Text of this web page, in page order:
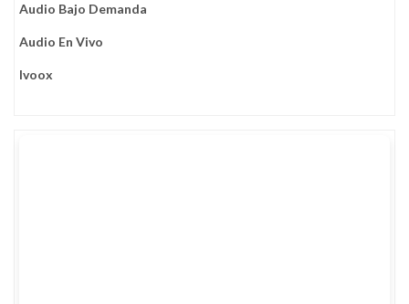
Audio Bajo Demanda
Audio En Vivo
Ivoox